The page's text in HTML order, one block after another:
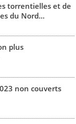
torrentielles et de
du Nord...
plus
non couverts